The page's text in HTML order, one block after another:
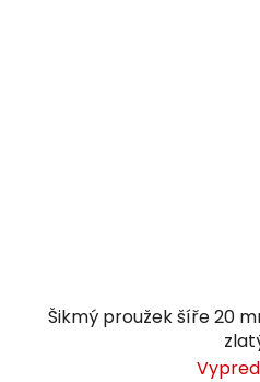
Šikmý proužek šíře 20